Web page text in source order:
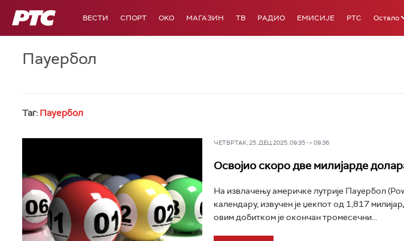
РТС ВЕСТИ СПОРТ OKO МАГАЗИН ТВ РАДИО ЕМИСИЈЕ РТС Остало
Пауербол
Таг: Пауербол
ЧЕТВРТАК, 25. ДЕЦ 2025, 09:35 -> 09:36
Освојио скоро две милијарде
На извлачењу америчке лутрије Пауербол
календару, извучен је џекпот од 1,817
овим добитком је окончан тромесечни...